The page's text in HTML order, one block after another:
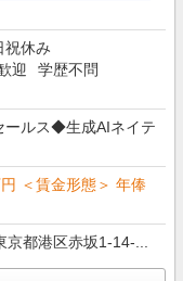
祝休み
迎
学歴不問
ールス◆生成AIネイテ
＜賃金形態＞ 年俸
都港区赤坂1-14-...